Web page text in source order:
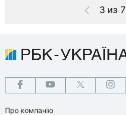
3 из 7
Про компанію